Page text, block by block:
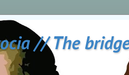
// The